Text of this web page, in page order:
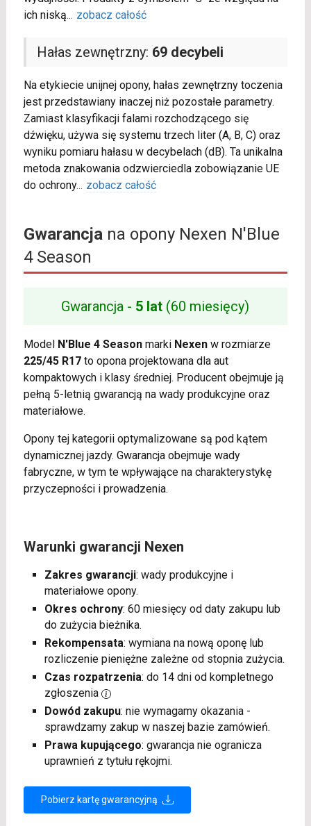
ich niską... zobacz całość
Hałas zewnętrzny: 69 decybeli
Na etykiecie unijnej opony, hałas zewnętrzny toczenia
jest przedstawiany inaczej niż pozostałe parametry.
Zamiast klasyfikacji falami rozchodzącego się
dźwięku, używa się systemu trzech liter (A, B, C) oraz
wyniku pomiaru hałasu w decybelach (dB). Ta unikalna
metoda znakowania odzwierciedla zobowiązanie UE
do ochrony... zobacz całość
Gwarancjana opony Nexen N'Blue
4 Season
Gwarancja - 5 lat (60 miesięcy)
Model N'Blue 4 Seasonmarki Nexenw rozmiarze
225/45 R17to opona projektowana dla aut
kompaktowych i klasy średniej. Producent obejmuje ją
pełną 5-letnią gwarancją na wady produkcyjne oraz
materiałowe.
Opony tej kategorii optymalizowane są pod kątem
dynamicznej jazdy. Gwarancja obejmuje wady
fabryczne, w tym te wpływające na charakterystykę
przyczepności i prowadzenia.
Warunki gwarancji Nexen
Zakres gwarancji: wady produkcyjne i
materiałowe opony.
Okres ochrony: 60 miesięcy od daty zakupu lub
do zużycia bieżnika.
Rekompensata: wymiana na nową oponę lub
rozliczenie pieniężne zależne od stopnia zużycia.
Czas rozpatrzenia: do 14 dni od kompletnego
zgłoszenia
Dowód zakupu: nie wymagamy okazania -
sprawdzamy zakup w naszej bazie zamówień.
Prawa kupującego: gwarancja nie ogranicza
uprawnień z tytułu rękojmi.
Pobierz kartę gwarancyjną